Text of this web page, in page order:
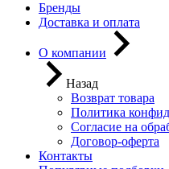
Бренды
Доставка и оплата
О компании
Назад
Возврат товара
Политика
Согласие на
Договор-оферта
Контакты